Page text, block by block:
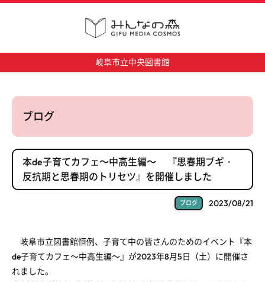
岐阜市立中央図書館
ブログ
本de子育てカフェ～中高生編～ 『思春期ブギ・
反抗期と思春期のトリセツ』を開催しました
ブログ 2023/08/21
岐阜市立図書館恒例、子育て中の皆さんのためのイベント『本
de子育てカフェ～中高生編～』が2023年8月5日（土）に開催さ
れました。